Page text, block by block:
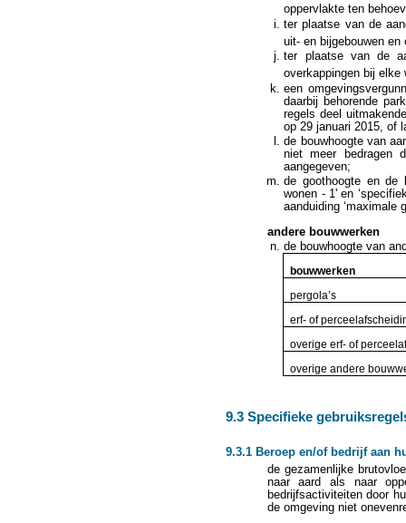
oppervlakte ten
ter plaatse van de
uit- en bijgebouwen
ter plaatse van de
overkappingen bij elke
een
daarbij behorende
regels deel
op 29 januari 2015, of
de bouwhoogte van
niet meer bedragen
aangegeven;
de goothoogte en de
wonen - 1' en
aanduiding ‘maximale
andere bouwwerken
de bouwhoogte van
bouwwerken
pergola’s
erf- of
overige erf- of
overige andere
9.3 Specifieke
9.3.1 Beroep en/of bedrijf aan
de gezamenlijke
naar aard als naar
bedrijfsactiviteiten door
de omgeving niet